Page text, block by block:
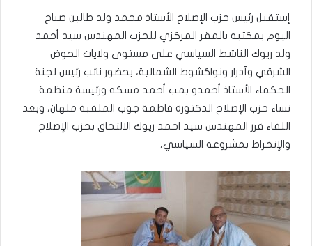
إستقبل رئيس حزب الإصلاح الأستاذ محمد ولد طالبن صباح
اليوم بمكتبه بالمقر المركزي للحزب المهندس سيد أحمد
ولد ريوك الناشط السياسي على مستوى ولايات الحوض
الشرقي وآدرار ونواكشوط الشمالية، بحضور نائب رئيس لجنة
الحكماء الأستاذ أحمدو بمب أحمد مسكه ورئيسة منظمة
نساء حزب الإصلاح الدكتورة فاطمة جوب الملقبة ملهان، وبعد
اللقاء قرر المهندس سيد احمد ريوك الالتحاق بحزب الإصلاح
والإنخراط بمشروعه السياسي،